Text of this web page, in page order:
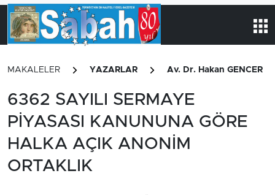
MAKALELER YAZARLAR Av. Dr. Hakan GENCER
6362 SAYILI SERMAYE
PİYASASI KANUNUNA GÖRE
HALKA AÇIK ANONİM
ORTAKLIK